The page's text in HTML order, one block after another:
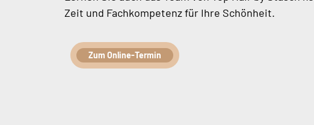
Zeit und Fachkompetenz für Ihre Schönheit.
Zum Online-Termin